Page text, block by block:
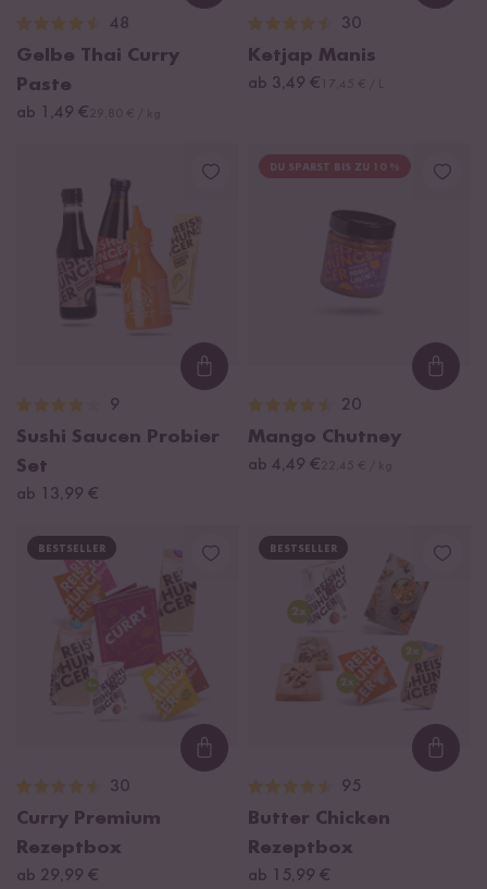
48
Gelbe Thai Curry
Paste
ab 1,49 €
30
Ketjap Manis
ab 3,49 €
Loading...
9
Sushi Saucen Probier
Set
ab 13,99 €
DU SPARST BIS ZU 10 %
20
Mango Chutney
ab 4,49 €
BESTSELLER
Loading...
30
Curry Premium
Rezeptbox
ab 29,99 €
BESTSELLER
95
Butter Chicken
Rezeptbox
ab 15,99 €